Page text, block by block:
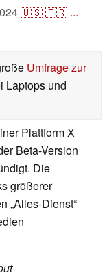
🇺🇸🇫🇷 ...
Umfrage zur
Laptops und
Plattform X
Beta-Version
Die
größerer
„Alles-Dienst“